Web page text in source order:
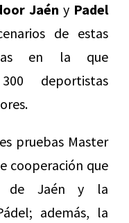
Jaén y Padel
de estas
en la que
deportistas
pruebas Master
cooperación que
de Jaén y la
además, la